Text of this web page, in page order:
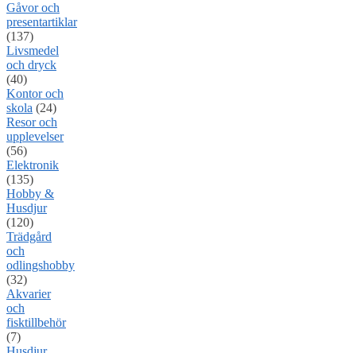
Gåvor och
presentartiklar
(137)
Livsmedel
och dryck
(40)
Kontor och
skola (24)
Resor och
upplevelser
(56)
Elektronik
(135)
Hobby &
Husdjur
(120)
Trädgård
och
odlingshobby
(32)
Akvarier
och
fisktillbehör
(7)